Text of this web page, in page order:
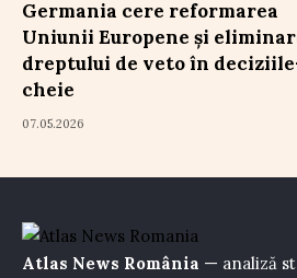
Germania cere reformarea
Uniunii Europene și
dreptului de veto în
cheie
07.05.2026
Atlas News România — analiză